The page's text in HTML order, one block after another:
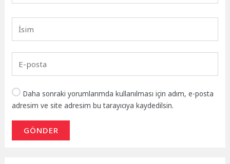
Daha sonraki yorumlarımda kullanılması için adım, e-posta
adresim ve site adresim bu tarayıcıya kaydedilsin.
GÖNDER